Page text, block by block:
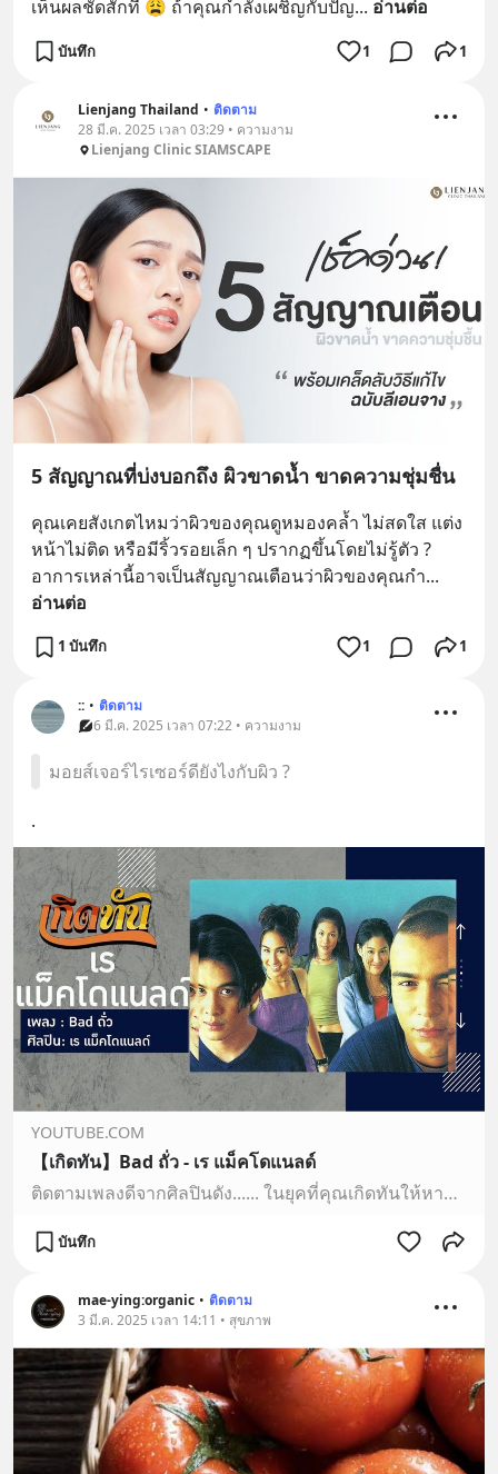
เห็นผลชัดสักที 😩 ถ้าคุณกำลังเผชิญกับปัญ... อ่านต่อ
บันทึก 1 1
Lienjang Thailand • ติดตาม
28 มี.ค. 2025 เวลา 03:29 • ความงาม
Lienjang Clinic SIAMSCAPE
5 สัญญาณที่บ่งบอกถึง ผิวขาดน้ำ ขาดความชุ่มชื่น
คุณเคยสังเกตไหมว่าผิวของคุณดูหมองคล้ำ ไม่สดใส แต่ง
หน้าไม่ติด หรือมีริ้วรอยเล็ก ๆ ปรากฏขึ้นโดยไม่รู้ตัว ?
อาการเหล่านี้อาจเป็นสัญญาณเตือนว่าผิวของคุณกำ
อ่านต่อ
1 บันทึก 1 1
:: • ติดตาม
6 มี.ค. 2025 เวลา 07:22 • ความงาม
มอยส์เจอร์ไรเซอร์ดียังไงกับผิว ?
.
YOUTUBE.COM
【เกิดทัน】Bad ถั่ว - เร แม็คโดแนลด์
ติดตามเพลงดีจากศิลปินดัง...... ในยุคที่คุณเกิดทันให้หายคิดถึง อัพเดททุกวันจันทร์ - เสาร์. เวลา 12.00 น. และ 17.00 น. #เพลงเพราะ #เพลงเก่าเพลง : Bad ถั่ว (ป…
บันทึก
mae-ying:organic • ติดตาม
3 มี.ค. 2025 เวลา 14:11 • สุขภาพ